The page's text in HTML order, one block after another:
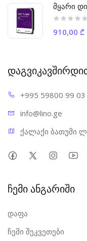
მყარი
910,00 ₾
+995 59800 99 03
info@lino.ge
ქალაქი ბათუმი
ჩემი ანგარიში
დაფა
ჩემი შეკვეთები